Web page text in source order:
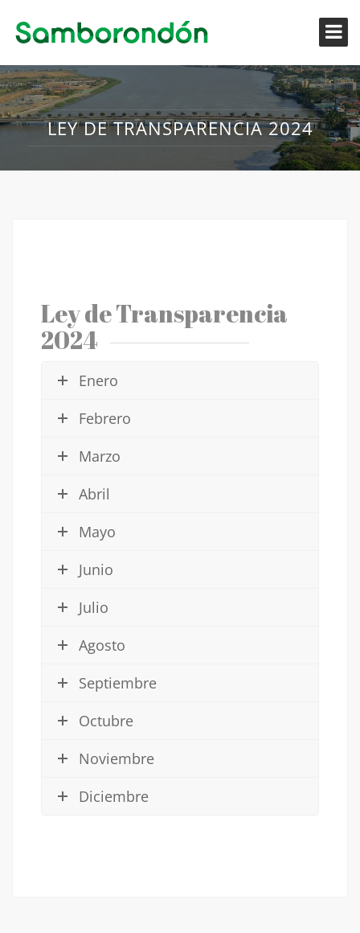
LEY DE TRANSPARENCIA 2024
Ley de Transparencia
2024
Enero
Febrero
Marzo
Abril
Mayo
Junio
Julio
Agosto
Septiembre
Octubre
Noviembre
Diciembre